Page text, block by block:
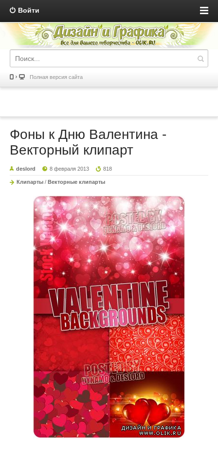
Войти
Полная версия сайта
Фоны к Дню Валентина -
Векторный клипарт
deslord 8 февраля 2013 818
Клипарты / Векторные клипарты